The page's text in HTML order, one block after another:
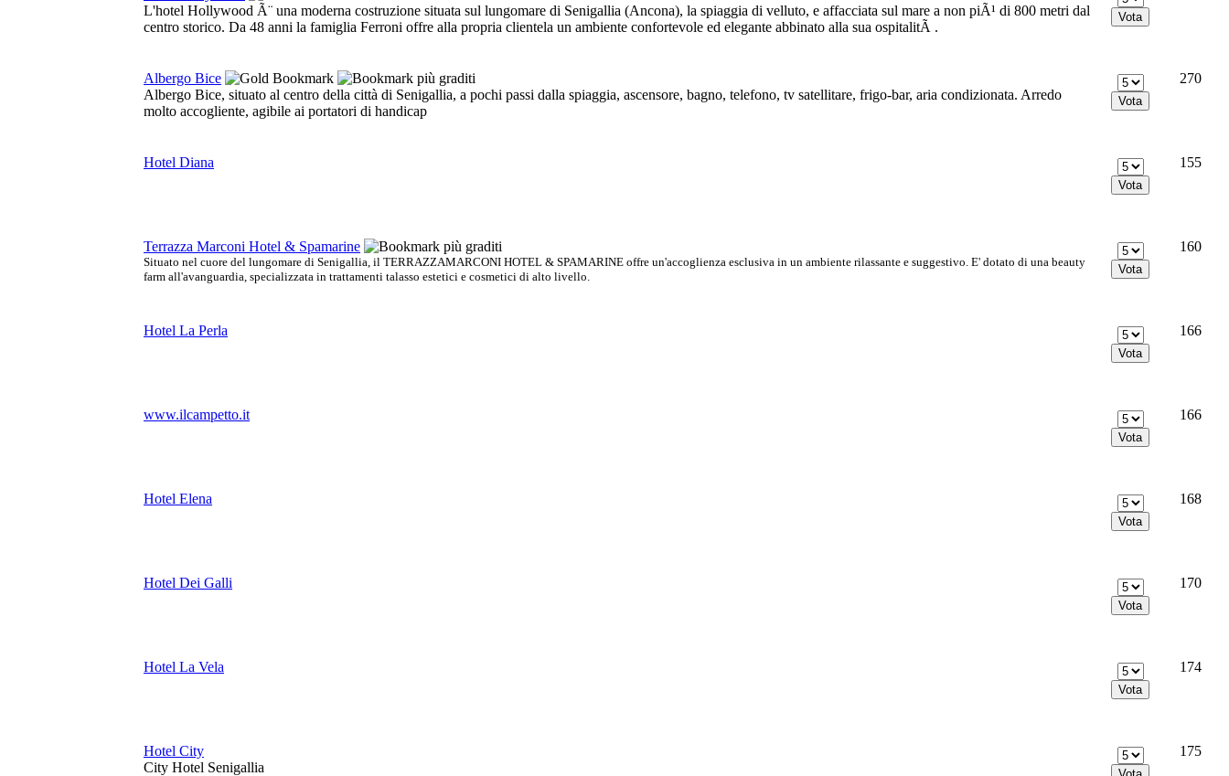
L'hotel Hollywood Ã¨ una moderna costruzione situata sul lungomare di Senigallia (Ancona), la spiaggia di velluto, e affacciata sul mare a non piÃ¹ di 800 metri dal
centro storico. Da 48 anni la famiglia Ferroni offre alla propria clientela un ambiente confortevole ed elegante abbinato alla sua ospitalitÃ .
Albergo Bice
Albergo Bice, situato al centro della città di Senigallia, a pochi passi dalla spiaggia, ascensore, bagno, telefono, tv satellitare, frigo-bar, aria condizionata. Arredo
molto accogliente, agibile ai portatori di handicap
270
Hotel Diana 155
Terrazza Marconi Hotel & Spamarine
Situato nel cuore del lungomare di Senigallia, il TERRAZZAMARCONI HOTEL & SPAMARINE offre un'accoglienza esclusiva in un ambiente rilassante e suggestivo. E' dotato di una beauty
farm all'avanguardia, specializzata in trattamenti talasso estetici e cosmetici di alto livello.
160
Hotel La Perla 166
www.ilcampetto.it 166
Hotel Elena 168
Hotel Dei Galli 170
Hotel La Vela 174
Hotel City
City Hotel Senigallia
175